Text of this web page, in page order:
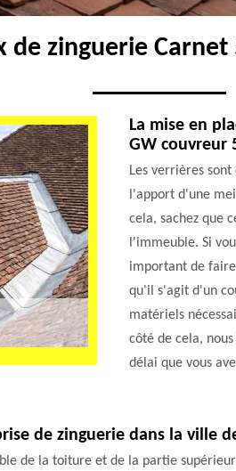
de zinguerie
La mise en
GW couvreur
Les verrières
l'apport d'une
cela, sachez que
l'immeuble. Si
important de faire
qu'il s'agit d'un
matériels
côté de cela,
délai que vous
de zinguerie dans la ville
de la toiture et de la partie